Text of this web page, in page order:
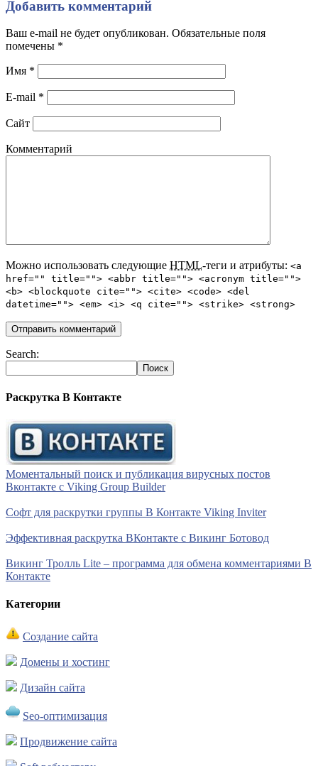
Добавить комментарий
Ваш e-mail не будет опубликован. Обязательные поля
помечены *
Имя *
E-mail *
Сайт
Комментарий
Можно использовать следующие HTML-теги и атрибуты: <a
href="" title=""> <abbr title=""> <acronym title="">
<b> <blockquote cite=""> <cite> <code> <del
datetime=""> <em> <i> <q cite=""> <strike> <strong>
Search:
Раскрутка В Контакте
Моментальный поиск и публикация вирусных постов
Вконтакте с Viking Group Builder
Софт для раскрутки группы В Контакте Viking Inviter
Эффективная раскрутка ВКонтакте с Викинг Ботовод
Викинг Тролль Lite – программа для обмена комментариями В
Контакте
Категории
Создание сайта
Домены и хостинг
Дизайн сайта
Seo-оптимизация
Продвижение сайта